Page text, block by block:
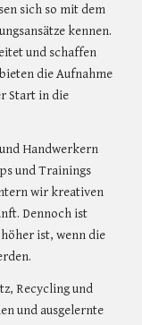
sich so mit dem
kennen.
und schaffen
die Aufnahme
Start in die
Handwerkern
und Trainings
wir kreativen
Dennoch ist
ist, wenn die
Recycling und
und ausgelernte